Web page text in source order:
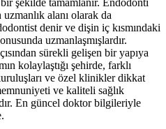
alanı olarak da
denir ve dişin iç kısmındaki
uzmanlaşmışlardır.
sürekli gelişen bir yapıya
kolaylaştığı şehirde, farklı
ve özel klinikler dikkat
ve kaliteli sağlık
En güncel doktor bilgileriyle